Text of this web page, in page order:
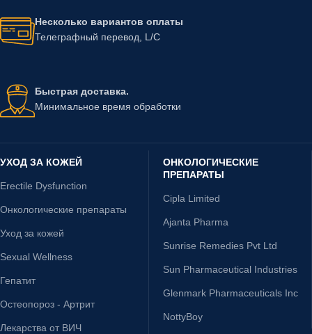
Несколько вариантов оплаты
Телеграфный перевод, L/C
Быстрая доставка.
Минимальное время обработки
УХОД ЗА КОЖЕЙ
Erectile Dysfunction
Онкологические препараты
Уход за кожей
Sexual Wellness
Гепатит
Остеопороз - Артрит
Лекарства от ВИЧ
ОНКОЛОГИЧЕСКИЕ
ПРЕПАРАТЫ
Cipla Limited
Ajanta Pharma
Sunrise Remedies Pvt Ltd
Sun Pharmaceutical Industries
Glenmark Pharmaceuticals Inc
NottyBoy